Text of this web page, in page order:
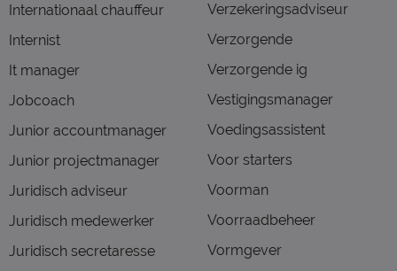
Internationaal chauffeur
Internist
It manager
Jobcoach
Junior accountmanager
Junior projectmanager
Juridisch adviseur
Juridisch medewerker
Juridisch secretaresse
Verzekeringsadviseur
Verzorgende
Verzorgende ig
Vestigingsmanager
Voedingsassistent
Voor starters
Voorman
Voorraadbeheer
Vormgever